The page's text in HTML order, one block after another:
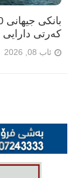
کەرتی
ئاب 08, 2026